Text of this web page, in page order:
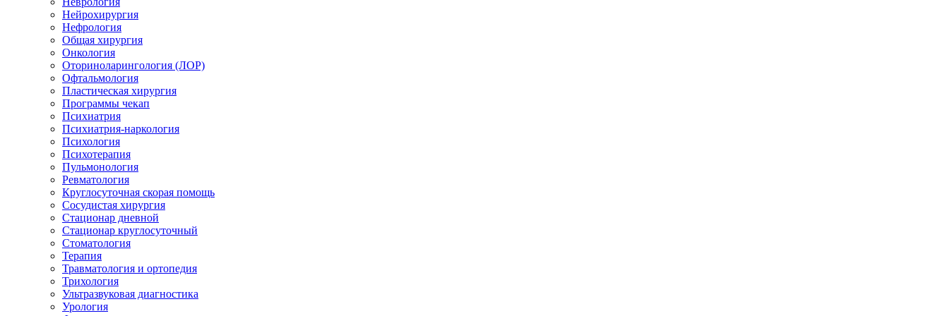
Нейрохирургия
Нефрология
Общая хирургия
Онкология
Оториноларингология (ЛОР)
Офтальмология
Пластическая хирургия
Программы чекап
Психиатрия
Психиатрия-наркология
Психология
Психотерапия
Пульмонология
Ревматология
Круглосуточная скорая помощь
Сосудистая хирургия
Стационар дневной
Стационар круглосуточный
Стоматология
Терапия
Травматология и ортопедия
Трихология
Ультразвуковая диагностика
Урология